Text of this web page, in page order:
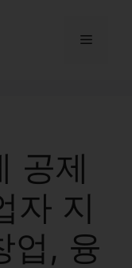
Menu
공제
자 지
업, 융